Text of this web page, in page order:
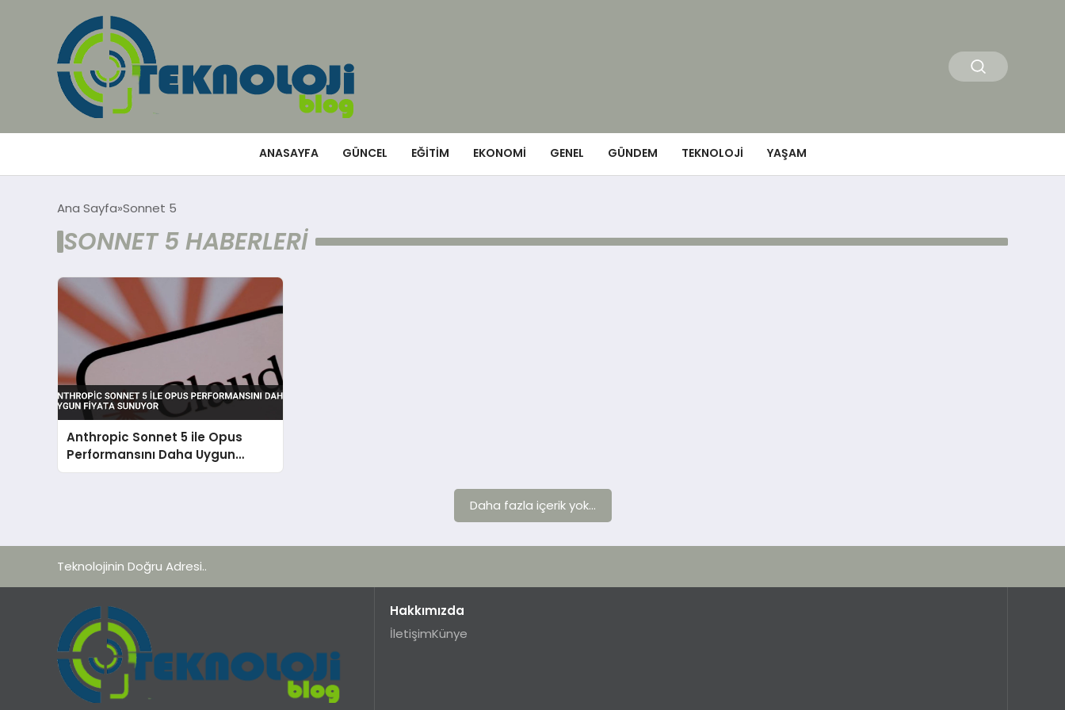
ANASAYFA GÜNCEL EĞITIM EKONOMI GENEL GÜNDEM TEKNOLOJI YAŞAM
Ana Sayfa Sonnet 5
SONNET 5 HABERLERI
Anthropic Sonnet 5 ile Opus
Performansını Daha Uygun
Fiyata Sunuyor
Daha fazla içerik yok...
Teknolojinin Doğru Adresi..
Hakkımızda
İletişimKünye